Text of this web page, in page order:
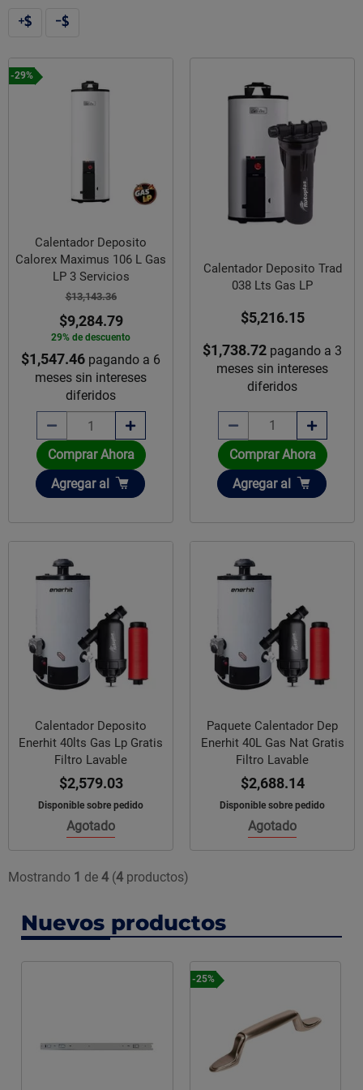
-29%
Calentador Deposito
Calorex Maximus 106 L Gas
LP 3 Servicios
$13,143.36
$9,284.79
29% de descuento
$1,547.46 pagando a 6
meses sin intereses
diferidos
Comprar Ahora
Añadir
Agregar al
Calentador Deposito Trad
038 Lts Gas LP
$5,216.15
$1,738.72 pagando a 3
meses sin intereses
diferidos
Comprar Ahora
Añadir
Agregar al
Calentador Deposito
Enerhit 40lts Gas Lp Gratis
Filtro Lavable
$2,579.03
Disponible sobre pedido
Agotado
Paquete Calentador Dep
Enerhit 40L Gas Nat Gratis
Filtro Lavable
$2,688.14
Disponible sobre pedido
Agotado
Mostrando 1 de 4 (4 productos)
Nuevos productos
-25%